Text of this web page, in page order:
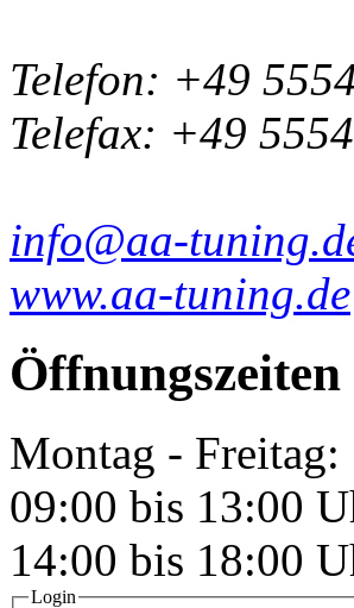
Telefon: +49
Telefax: +49
info@aa-
www.aa-tuning.de
Öffnungszeiten
Montag - Freitag:
09:00 bis 13:00
14:00 bis 18:00
Login